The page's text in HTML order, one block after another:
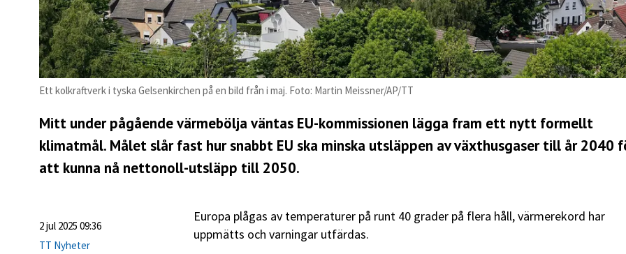
Ett kolkraftverk i tyska Gelsenkirchen på en bild från i maj. Foto: Martin Meissner/AP/TT
Mitt under pågående värmebölja väntas EU-kommissionen lägga fram ett nytt formellt
klimatmål. Målet slår fast hur snabbt EU ska minska utsläppen av växthusgaser till år 2040
att kunna nå nettonoll-utsläpp till 2050.
2 jul 2025 09:36
TT Nyheter
Europa plågas av temperaturer på runt 40 grader på flera håll, värmerekord har
uppmätts och varningar utfärdas.